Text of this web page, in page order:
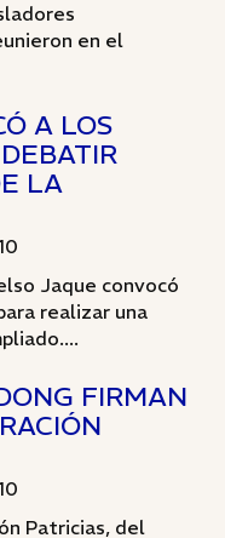
en el
A LOS
LA
Jaque convocó
realizar una
FIRMAN
Patricias, del